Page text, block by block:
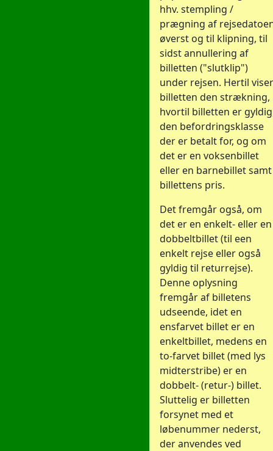
hhv. stempling /
prægning af
øverst og til klipning, til
sidst annullering af
billetten ("slutklip")
under rejsen. Hertil viser
billetten den strækning,
hvortil billetten er
den befordringsklasse
der er betalt for, og om
det er en voksenbillet
eller en barnebillet samt
billettens pris.
Det fremgår også, om
det er en enkelt- eller en
dobbeltbillet (til een
enkelt rejse eller også
gyldig til returrejse).
Denne oplysning
fremgår af billetens
udseende, idet en
ensfarvet billet er en
enkeltbillet, medens en
to-farvet billet (med lys
midterstribe) er en
dobbelt- (retur-) billet.
Sluttelig er billetten
forsynet med et
løbenummer nederst,
der anvendes ved